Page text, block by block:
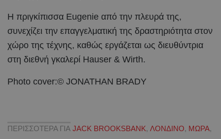
Η πριγκίπισσα Eugenie από την πλευρά της,
συνεχίζει την επαγγελματική της δραστηριότητα στον
χώρο της τέχνης, καθώς εργάζεται ως διευθύντρια
στη διεθνή γκαλερί Hauser & Wirth.
Photo cover:© JONATHAN BRADY
ΠΕΡΙΣΣΟΤΕΡΑ ΓΙΑ JACK BROOKSBANK, ΛΟΝΔΙΝΟ, ΜΩΡΑ,